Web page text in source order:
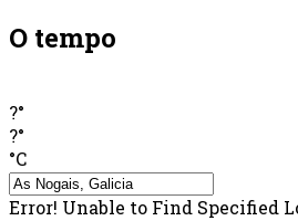
O tempo
?°
?°
°C
Error! Unable to Find Specified